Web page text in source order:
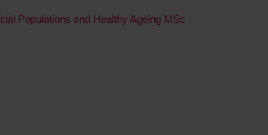
Populations and Healthy Ageing MSc